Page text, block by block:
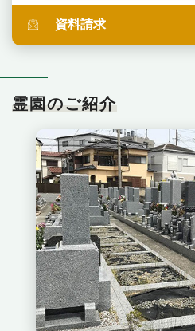
資料請求
霊園のご紹介